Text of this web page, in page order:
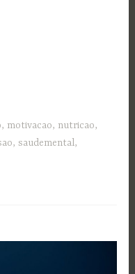
, motivacao, nutricao,
,saudemental,